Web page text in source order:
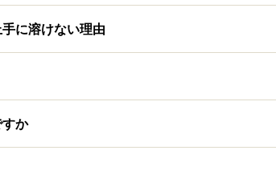
に溶けない理由
か